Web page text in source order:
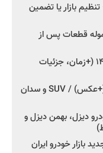
واردات ۷۵ هزار خودرو در سال ۱۴۰۵؛ تنظیم بازار یا تضمین
قطعات پس از
شروع فروش کوییک S سایپا -مرداد ۱۴۰۵ (+زمان، جزئیات
کرمان موتور به دنبال ۲ محصول جدید (+عکس) / SUV و سدان
دیزل، بهمن دیزل و
خودرو ایران